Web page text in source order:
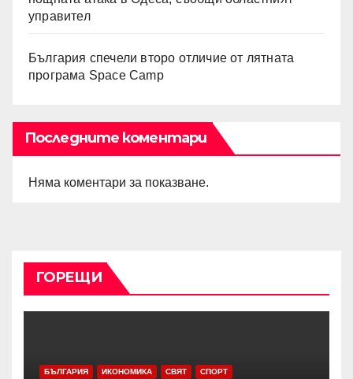
управител
България спечели второ отличие от лятната
програма Space Camp
Последните коментари
Няма коментари за показване.
ГОРЕЩИ
БЪЛГАРИЯ ИКОНОМИКА СВЯТ СПОРТ